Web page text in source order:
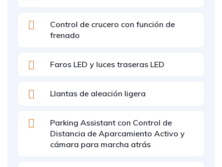
Control de crucero con función de
frenado
Faros LED y luces traseras LED
Llantas de aleación ligera
Parking Assistant con Control de
Distancia de Aparcamiento Activo y
cámara para marcha atrás